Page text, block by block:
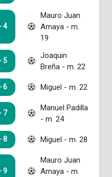
4
Mauro Juan
Amaya - m.
19
5
Joaquin
Breña - m. 22
6 Miguel - m. 22
7
Manuel Padilla
- m. 24
8 Miguel - m. 28
9
Mauro Juan
Amaya - m.